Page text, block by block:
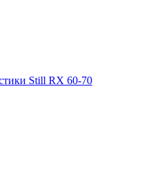
Still RX 60-70